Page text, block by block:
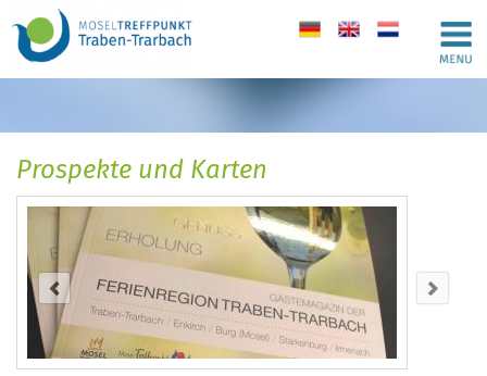
de en nl
Prospekte und Karten